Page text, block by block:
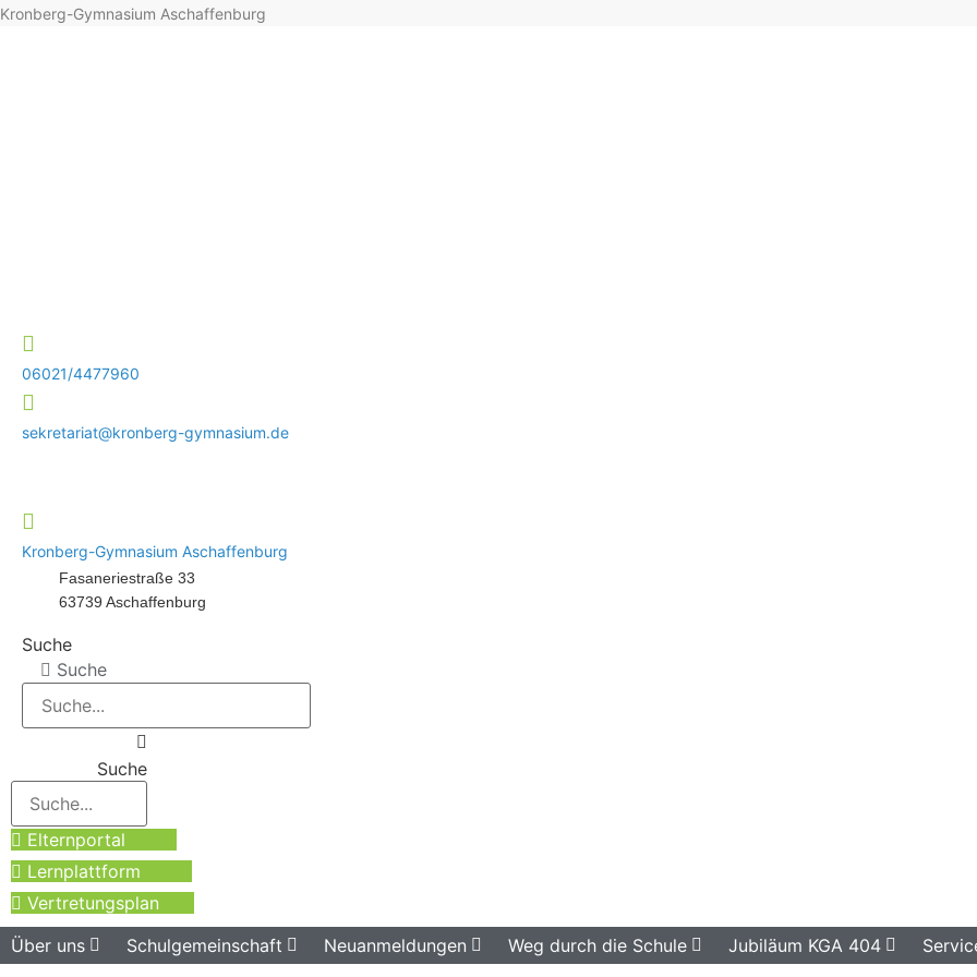
Kronberg-Gymnasium Aschaffenburg
06021/4477960
sekretariat@kronberg-gymnasium.de
Kronberg-Gymnasium Aschaffenburg
Fasaneriestraße 33
63739 Aschaffenburg
Suche
Suche
Suche
Elternportal
Lernplattform
Vertretungsplan
Über uns
Schulgemeinschaft Neuanmeldungen Weg durch die Schule Jubiläum KGA 404